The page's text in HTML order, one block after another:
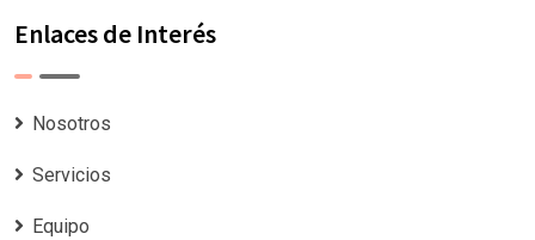
Enlaces de Interés
Nosotros
Servicios
Equipo